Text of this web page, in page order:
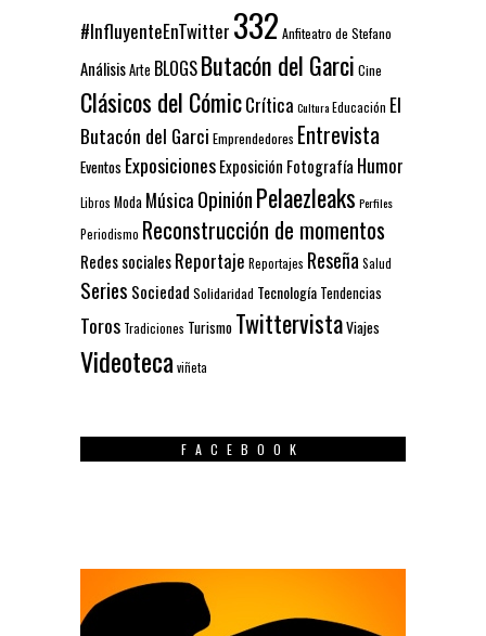
#InfluyenteEnTwitter 332 Anfiteatro de Stefano
AnálisisArte BLOGSButacón del Garci Cine
Clásicos del CómicCrítica CulturaEducación El
Butacón del Garci Emprendedores Entrevista
Eventos ExposicionesExposición Fotografía Humor
Libros Moda Música OpiniónPelaezleaks Perfiles
Periodismo Reconstrucción de momentos
Redes socialesReportaje Reportajes ReseñaSalud
Series Sociedad Solidaridad Tecnología Tendencias
Toros Tradiciones Turismo TwittervistaViajes
Videotecaviñeta
FACEBOOK